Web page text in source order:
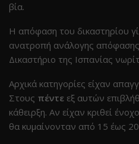
βία.
Η απόφαση του δικαστηρίου
ανατροπή ανάλογης
Δικαστήριο της Ισπανίας
Αρχικά κατηγορίες είχαν
Στους πέντε εξ αυτών
κάθειρξη. Αν είχαν κριθεί
θα κυμαίνονταν από 15 έως 20